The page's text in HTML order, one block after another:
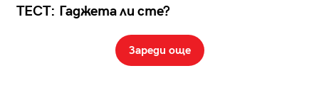
ТЕСТ: Гаджета ли сте?
Зареди още